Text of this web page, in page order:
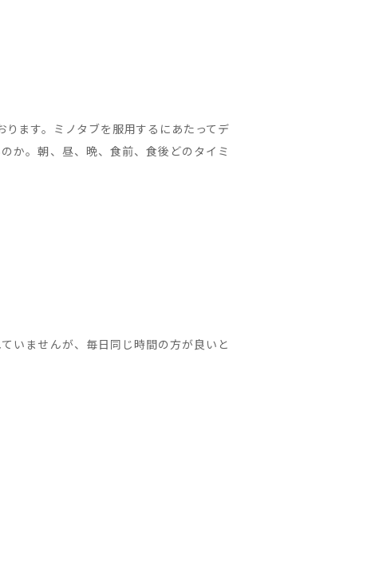
ます。ミノタブを服用するにあたってデ
か。朝、昼、晩、食前、食後どのタイミ
いませんが、毎日同じ時間の方が良いと